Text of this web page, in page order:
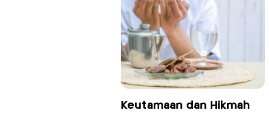
Keutamaan dan Hikmah